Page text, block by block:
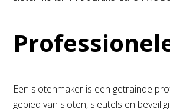
Een slotenmaker is een getrainde
gebied van sloten, sleutels en